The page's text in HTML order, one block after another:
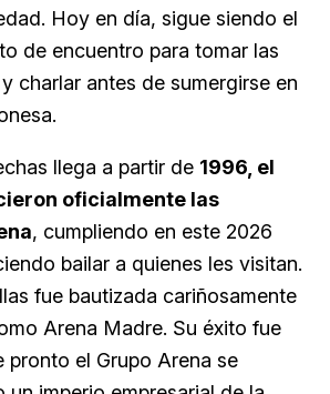
Hoy en día, sigue siendo el
de encuentro para tomar las
charlar antes de sumergirse en
llega a partir de 1996, el
oficialmente las
, cumpliendo en este 2026
bailar a quienes les visitan.
fue bautizada cariñosamente
Arena Madre. Su éxito fue
pronto el Grupo Arena se